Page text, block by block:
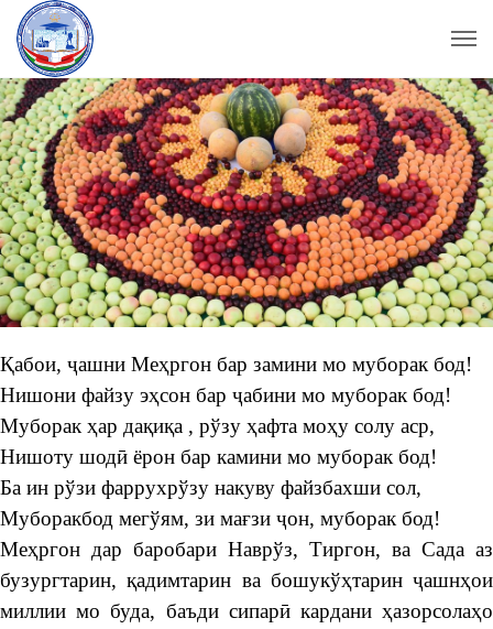
Қабои, ҷашни Меҳргон бар замини мо муборак бод!
Нишони файзу эҳсон бар ҷабини мо муборак бод!
Муборак ҳар дақиқа , рўзу ҳафта моҳу солу аср,
Нишоту шодӣ ёрон бар камини мо муборак бод!
Ба ин рўзи фаррухрўзу накуву файзбахши сол,
Муборакбод мегўям, зи мағзи ҷон, муборак бод!
Меҳргон дар баробари Наврўз, Тиргон, ва Сада аз
бузургтарин, қадимтарин ва бошукўҳтарин ҷашнҳои
миллии мо буда, баъди сипарӣ кардани ҳазорсолаҳо